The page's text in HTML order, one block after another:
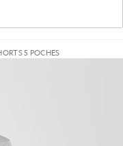
5 POCHES